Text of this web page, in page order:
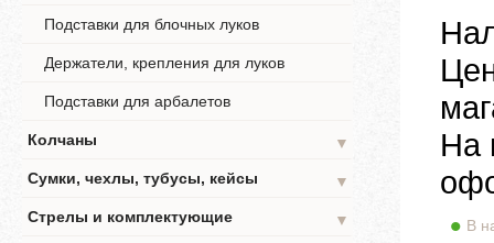
Подставки для блочных луков
Держатели, крепления для луков
Подставки для арбалетов
Колчаны
▼
Сумки, чехлы, тубусы, кейсы
▼
Стрелы и комплектующие
▼
На
В